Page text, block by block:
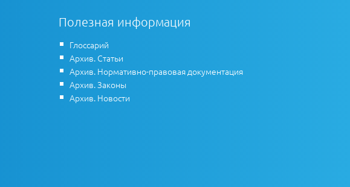
Полезная информация
Глоссарий
Архив. Статьи
Архив. Нормативно-правовая документация
Архив. Законы
Архив. Новости